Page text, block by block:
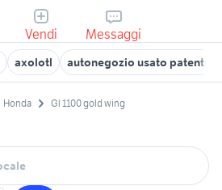
Vendi Messaggi
axolotl autonegozio usato patente b
Honda Gl 1100 gold wing